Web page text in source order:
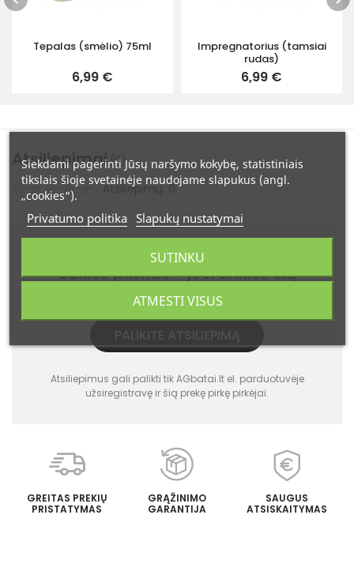
Tepalas (smėlio) 75ml
6,99 €
Impregnatorius (tamsiai
rudas)
6,99 €
Atsiliepimai(0)
Atsiliepimų: 0
Ši prekė dar neturi atsiliepimų.
Būkite pirmas - įvertinkite šią
prekę!
Atsiliepimus gali palikti tik AGbatai.lt el. parduotuvėje
užsiregistravę ir šią prekę pirkę pirkėjai.
GREITAS PREKIŲ
PRISTATYMAS
GRĄŽINIMO
GARANTIJA
SAUGUS
ATSISKAITYMAS
Siekdami pagerinti Jūsų naršymo kokybę, statistiniais
tikslais šioje svetainėje naudojame slapukus (angl.
„cookies“).
Privatumo politika Slapukų nustatymai
ATMESTI VISUS
SUTINKU